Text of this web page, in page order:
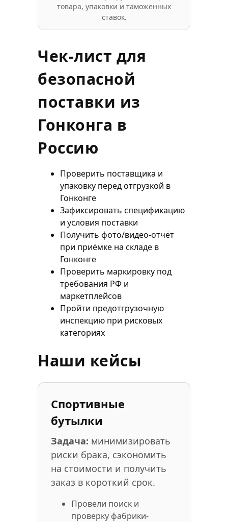
товара, упаковки и таможенных
ставок.
Чек-лист для
безопасной
поставки из
Гонконга в
Россию
Проверить поставщика и
упаковку перед отгрузкой в
Гонконге
Зафиксировать спецификацию
и условия поставки
Получить фото/видео-отчёт
при приёмке на складе в
Гонконге
Проверить маркировку под
требования РФ и
маркетплейсов
Пройти предотгрузочную
инспекцию при рисковых
категориях
Наши кейсы
Спортивные
бутылки
Задача: минимизировать
риски брака, сэкономить
на стоимости и получить
заказ в короткий срок.
Провели поиск и
проверку фабрики-